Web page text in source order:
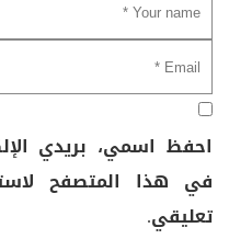
احفظ اسمي، بريدي
في هذا المتصفح
تعليقي.